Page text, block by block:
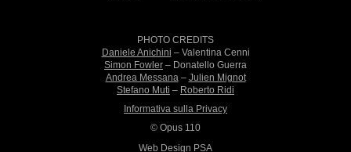
PHOTO CREDITS
Daniele Anichini – Valentina Cenni
Simon Fowler – Donatello Guerra
Andrea Messana– Julien Mignot
Stefano Muti – Roberto Ridi
Informativa sulla Privacy
© Opus 110
Web Design PSA